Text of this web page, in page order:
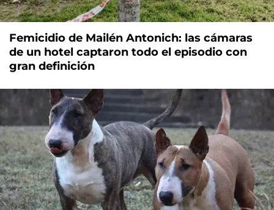
Femicidio de Mailén Antonich: las cámaras
de un hotel captaron todo el episodio con
gran definición